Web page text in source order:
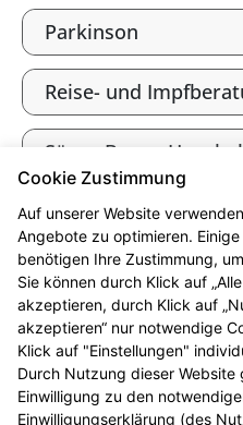
Parkinson
Reise- und
Säure-Basen-
Tee und Heilkräuter
Vitalstoffe
Vitamine, Mineralien
Spurenelemente
Wohlbefinden durch
Cookie Zustimmung
Auf unserer Website
Angebote zu optimieren.
benötigen Ihre Zustimmung,
Sie können durch Klick auf
akzeptieren, durch Klick auf
akzeptieren“ nur notwendige
Klick auf "Einstellungen"
Durch Nutzung dieser Website
Einwilligung zu den
Einwilligungserklärung (des